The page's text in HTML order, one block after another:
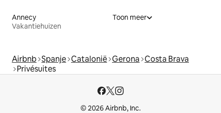
Annecy
Vakantiehuizen
Toon meer
Airbnb Spanje Catalonië Gerona Costa Brava
Privésuites
© 2026 Airbnb, Inc.